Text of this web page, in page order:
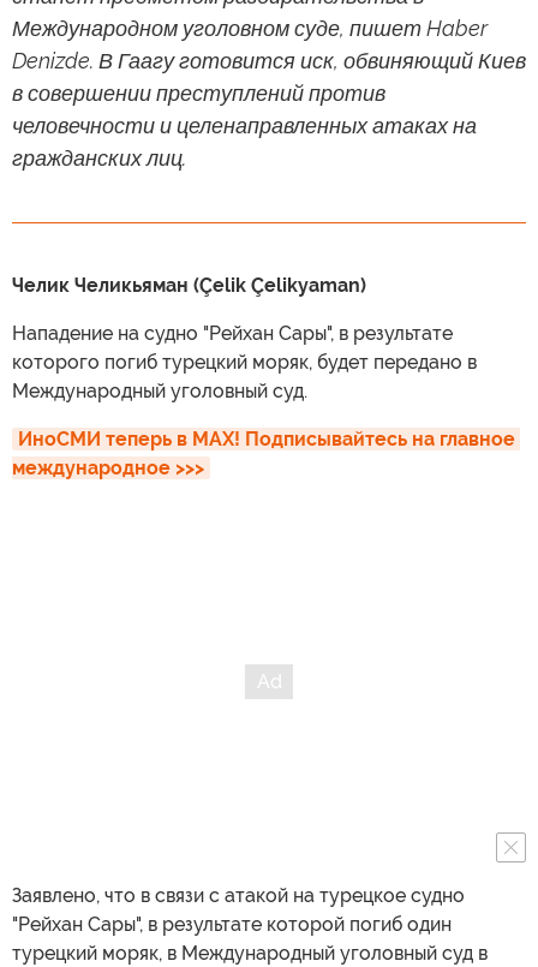
Международном уголовном суде, пишет Haber
Denizde. В Гаагу готовится иск, обвиняющий Киев
в совершении преступлений против
человечности и целенаправленных атаках на
гражданских лиц.
Челик Челикьяман (Çelik Çelikyaman)
Нападение на судно "Рейхан Сары", в результате
которого погиб турецкий моряк, будет передано в
Международный уголовный суд.
ИноСМИ теперь в MAX! Подписывайтесь на главное
международное >>>
Заявлено, что в связи с атакой на турецкое судно
"Рейхан Сары", в результате которой погиб один
турецкий моряк, в Международный уголовный суд в